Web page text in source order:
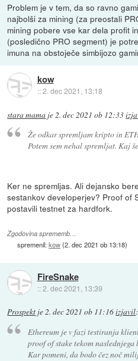
Problem je v tem, da so ravno
najbolši za mining (za preostali
mining pobere vse kar dela profit
(posledično PRO segment) je
imuna na obstoječe simbijozo
kow
::2. dec 2021, 13:18
stara mama je2. dec 2021 ob 12:33
Že odkar spremljam kripto in
Potem sem nehal spremljat. Kaj
Ker ne spremljas. Ali dejansko
sestankov developerjev? Proof of
postavili testnet za hardfork.
Zgodovina sprememb…
spremenil:kow(2. dec 2021 ob 13:18)
FireSnake
::2. dec 2021, 13:39
Prospekt je2. dec 2021 ob 11:16izjavil:
Ethereum je v fazi testiranja
proof of stake tekom
Kar pomeni, da bodo čez noč